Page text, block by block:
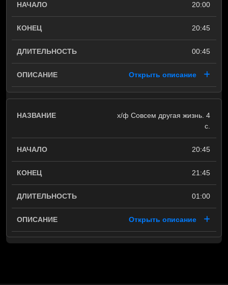
20:00
20:45
00:45
Открыть описание
х/ф Совсем другая жизнь. 4
с.
20:45
21:45
01:00
Открыть описание